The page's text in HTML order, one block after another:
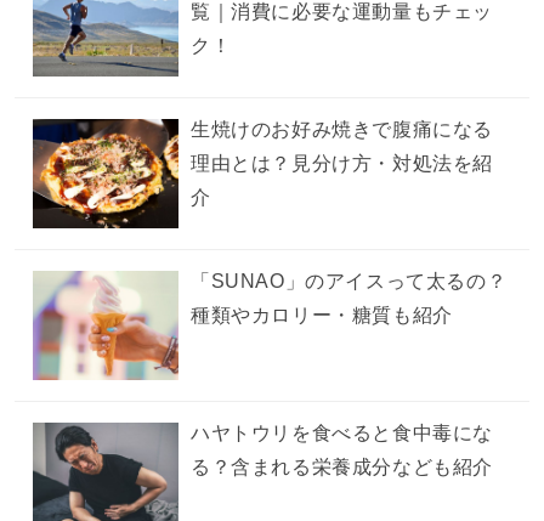
覧｜消費に必要な運動量もチェッ
ク！
生焼けのお好み焼きで腹痛になる
理由とは？見分け方・対処法を紹
介
「SUNAO」のアイスって太るの？
種類やカロリー・糖質も紹介
ハヤトウリを食べると食中毒にな
る？含まれる栄養成分なども紹介